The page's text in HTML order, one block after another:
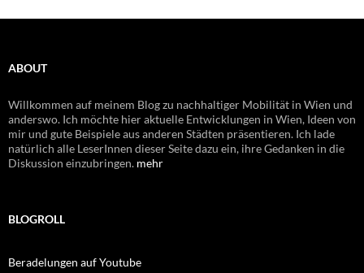
ABOUT
Willkommen auf meinem Blog zu nachhaltiger Mobilität in Wien und
anderswo. Ich möchte hier aktuelle Entwicklungen in Wien, Ideen von
mir und gute Beispiele aus anderen Städten präsentieren. Ich lade
natürlich alle LeserInnen dieser Seite dazu ein, ihre Gedanken in die
Diskussion einzubringen. mehr
BLOGROLL
Beradelungen auf Youtube